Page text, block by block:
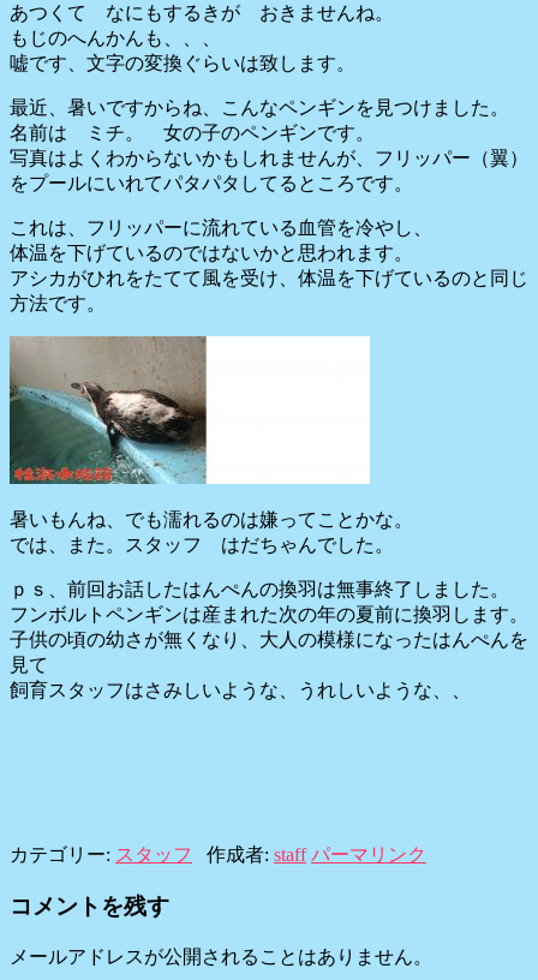
あつくて なにもするきが おきませんね。
もじのへんかんも、、、
嘘です、文字の変換ぐらいは致します。
最近、暑いですからね、こんなペンギンを見つけました。
名前は ミチ。 女の子のペンギンです。
写真はよくわからないかもしれませんが、フリッパー（翼）
をプールにいれてパタパタしてるところです。
これは、フリッパーに流れている血管を冷やし、
体温を下げているのではないかと思われます。
アシカがひれをたてて風を受け、体温を下げているのと同じ
方法です。
暑いもんね、でも濡れるのは嫌ってことかな。
では、また。スタッフ はだちゃんでした。
ｐｓ、前回お話したはんぺんの換羽は無事終了しました。
フンボルトペンギンは産まれた次の年の夏前に換羽します。
子供の頃の幼さが無くなり、大人の模様になったはんぺんを
見て
飼育スタッフはさみしいような、うれしいような、、
カテゴリー: スタッフ 作成者: staff パーマリンク
コメントを残す
メールアドレスが公開されることはありません。